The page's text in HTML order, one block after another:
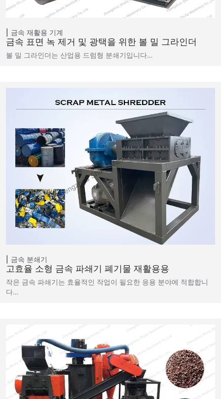
금속 재활용 기계
금속 표면 녹 제거 및 광택을 위한 볼 밀 그라인더
볼 밀 그라인더는 산업용 드럼형 분쇄기입니다…
금속 분쇄기
고효율 소형 금속 파쇄기 폐기물 재활용용
작은 금속 파쇄기는 효율적인 작업이 필요한 응용 분야에 적합합니
다…